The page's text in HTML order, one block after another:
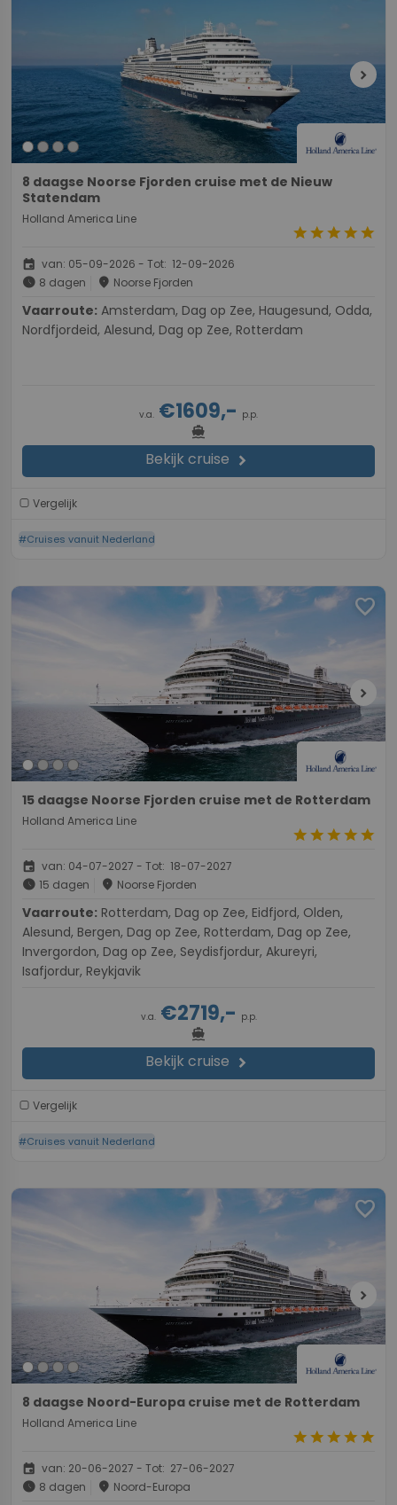
chevron_right
8 daagse Noorse Fjorden cruise met de Nieuw
Statendam
Holland America Line
starstarstarstarstar
event van: 05-09-2026 - Tot: 12-09-2026
schedule 8 dagen place Noorse Fjorden
Vaarroute:
Nordfjordeid, Alesund, Dag op Zee, Rotterdam
v.a. €1609,- p.p.
directions_boat
Bekijk cruise chevron_right
Vergelijk
#Cruises vanuit Nederland
favorite
chevron_right
15 daagse Noorse Fjorden cruise met de Rotterdam
Holland America Line
starstarstarstarstar
event van: 04-07-2027 - Tot: 18-07-2027
schedule 15 dagen place Noorse Fjorden
Vaarroute:
Alesund, Bergen, Dag op Zee, Rotterdam, Dag op Zee,
Invergordon, Dag op Zee, Seydisfjordur, Akureyri,
Isafjordur, Reykjavik
v.a.€2719,- p.p.
directions_boat
Bekijk cruise chevron_right
Vergelijk
#Cruises vanuit Nederland
favorite
chevron_right
8 daagse Noord-Europa cruise met de Rotterdam
Holland America Line
starstarstarstarstar
event van: 20-06-2027 - Tot: 27-06-2027
schedule 8 dagen place Noord-Europa